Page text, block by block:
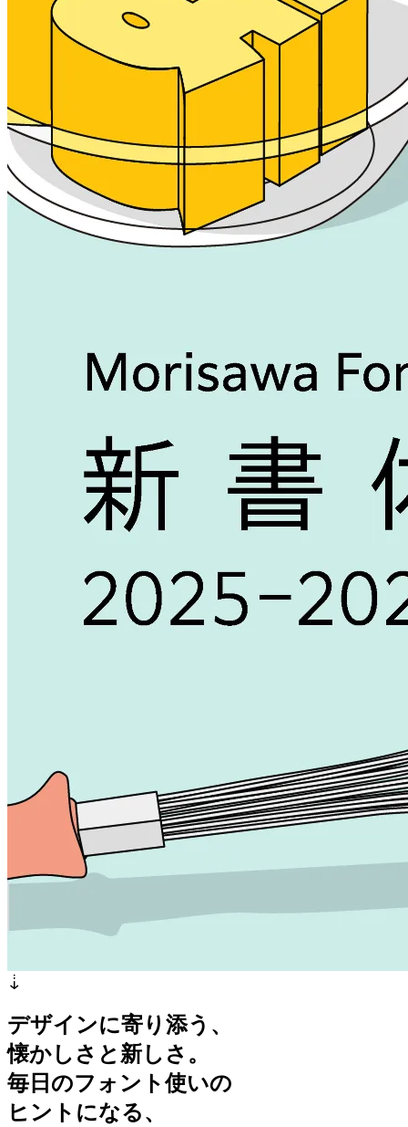
デザインに寄り添う、
懐かしさと新しさ。
毎日のフォント使いの
ヒントになる、